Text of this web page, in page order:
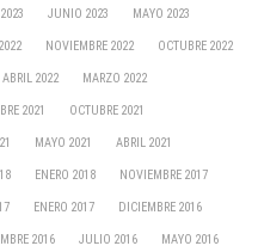
JUNIO 2023 MAYO 2023
NOVIEMBRE 2022 OCTUBRE 2022
ABRIL 2022 MARZO 2022
2021 OCTUBRE 2021
MAYO 2021 ABRIL 2021
ENERO 2018 NOVIEMBRE 2017
ENERO 2017 DICIEMBRE 2016
2016 JULIO 2016 MAYO 2016